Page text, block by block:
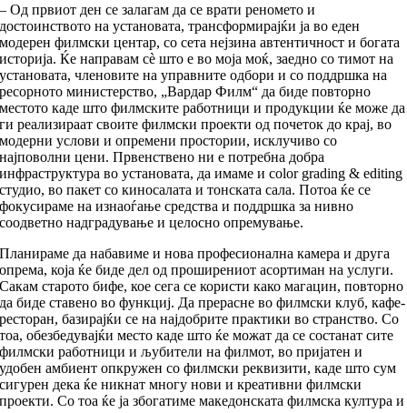
– Од првиот ден се залагам да се врати реномето и
достоинството на установата, трансформирајќи ја во еден
модерен филмски центар, со сета нејзина автентичност и богата
историја. Ќе направам сè што е во моја моќ, заедно со тимот на
установата, членовите на управните одбори и со поддршка на
ресорното министерство, „Вардар Филм“ да биде повторно
местото каде што филмските работници и продукции ќе може да
ги реализираат своите филмски проекти од почеток до крај, во
модерни услови и опремени простории, исклучиво со
најповолни цени. Првенствено ни е потребна добра
инфраструктура во установата, да имаме и color grading & editing
студио, во пакет со киносалата и тонската сала. Потоа ќе се
фокусираме на изнаоѓање средства и поддршка за нивно
соодветно надградување и целосно опремување.
Планираме да набавиме и нова професионална камера и друга
опрема, која ќе биде дел од проширениот асортиман на услуги.
Сакам старото бифе, кое сега се користи како магацин, повторно
да биде ставено во функциј. Да прерасне во филмски клуб, кафе-
ресторан, базирајќи се на најдобрите практики во странство. Со
тоа, обезбедувајќи место каде што ќе можат да се состанат сите
филмски работници и љубители на филмот, во пријатен и
удобен амбиент опкружен со филмски реквизити, каде што сум
сигурен дека ќе никнат многу нови и креативни филмски
проекти. Со тоа ќе ја збогатиме македонската филмска култура и